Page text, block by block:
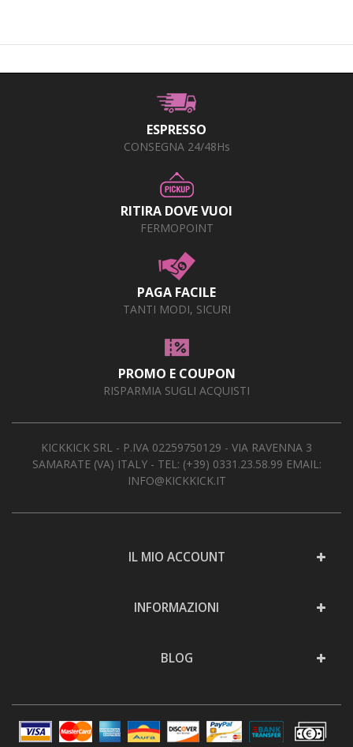
ESPRESSO
CONSEGNA 24/48Hs
RITIRA DOVE VUOI
FERMOPOINT
PAGA FACILE
TANTI MODI, SICURI
PROMO E COUPON
RISPARMIA SUGLI ACQUISTI
KICKKICK SRL - P.IVA 02259750129 - VIA RAVENNA 3
SAMARATE (VA) ITALY - TEL: (+39) 0331.23.58.99 EMAIL:
INFO@KICKKICK.IT
IL MIO ACCOUNT
INFORMAZIONI
BLOG